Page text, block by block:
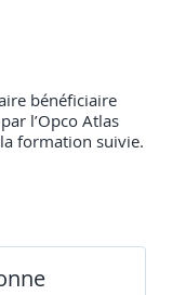
bénéficiaire
l’Opco Atlas
formation suivie.